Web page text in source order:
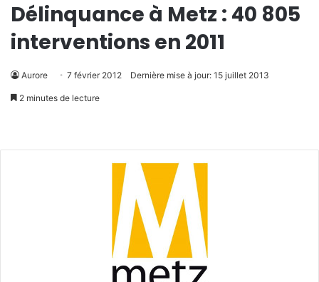
Délinquance à Metz : 40 805
interventions en 2011
Aurore 7 février 2012 Dernière mise à jour: 15 juillet 2013
2 minutes de lecture